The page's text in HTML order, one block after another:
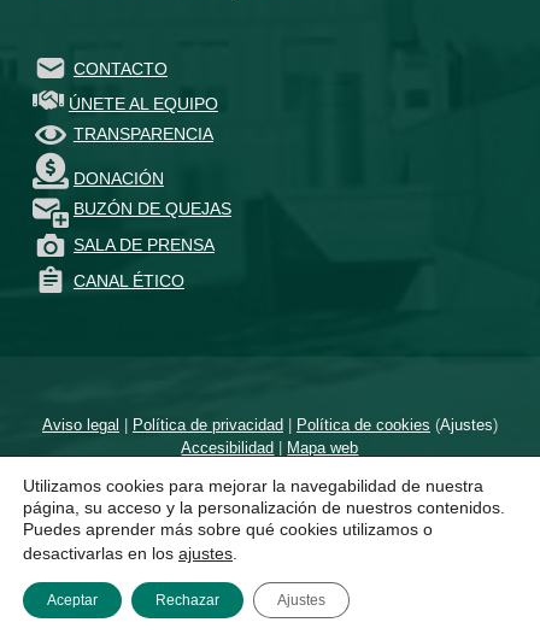
MENÚ
CONTACTO
ÚNETE AL EQUIPO
TRANSPARENCIA
DONACIÓN
BUZÓN DE QUEJAS
SALA DE PRENSA
CANAL ÉTICO
Aviso legal Política de privacidad Política de cookies (Ajustes)
Accesibilidad
Mapa web
Diseñado por un proyecto de
Utilizamos cookies para mejorar la navegabilidad de nuestra
página, su acceso y la personalización de nuestros contenidos.
Puedes aprender más sobre qué cookies utilizamos o
desactivarlas en los ajustes
Aceptar Rechazar Ajustes